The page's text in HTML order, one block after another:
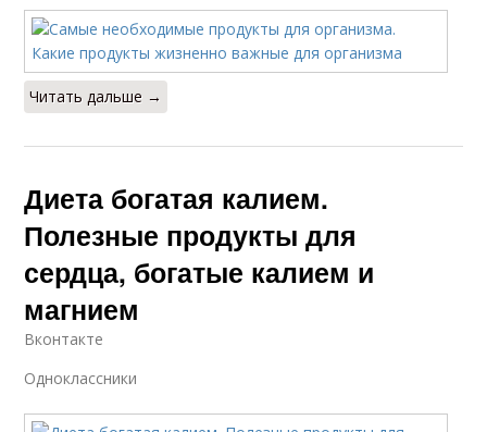
Читать дальше →
Диета богатая калием.
Полезные продукты для
сердца, богатые калием и
магнием
Вконтакте
Одноклассники